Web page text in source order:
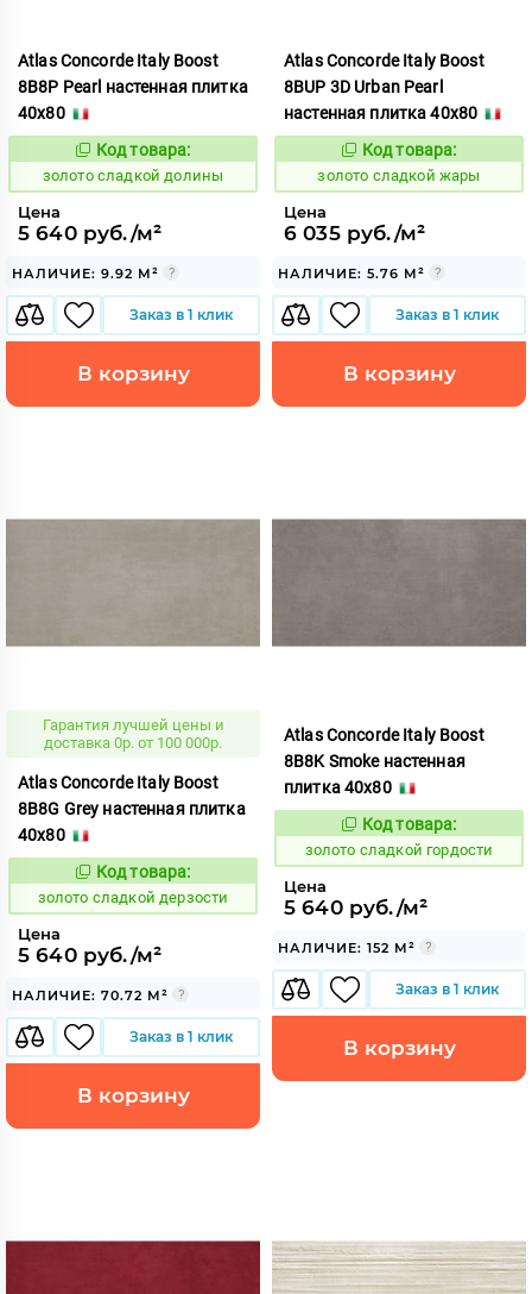
Atlas Concorde Italy Boost
8B8P Pearl настенная плитка
40x80
527021
Код товара:
золото сладкой долины
Цена
5 640 руб./м²
НАЛИЧИЕ: 9.92 М²
Заказ в 1 клик
В корзину
Atlas Concorde Italy Boost
8BUP 3D Urban Pearl
настенная плитка 40x80
527025
Код товара:
золото сладкой жары
Цена
6 035 руб./м²
НАЛИЧИЕ: 5.76 М²
Заказ в 1 клик
В корзину
Гарантия лучшей цены и
доставка 0р. от 100 000р.
Atlas Concorde Italy Boost
8B8G Grey настенная плитка
40x80
527020
Код товара:
золото сладкой дерзости
Цена
5 640 руб./м²
НАЛИЧИЕ: 70.72 М²
Заказ в 1 клик
В корзину
Atlas Concorde Italy Boost
8B8K Smoke настенная
плитка 40x80
527018
Код товара:
золото сладкой гордости
Цена
5 640 руб./м²
НАЛИЧИЕ: 152 М²
Заказ в 1 клик
В корзину